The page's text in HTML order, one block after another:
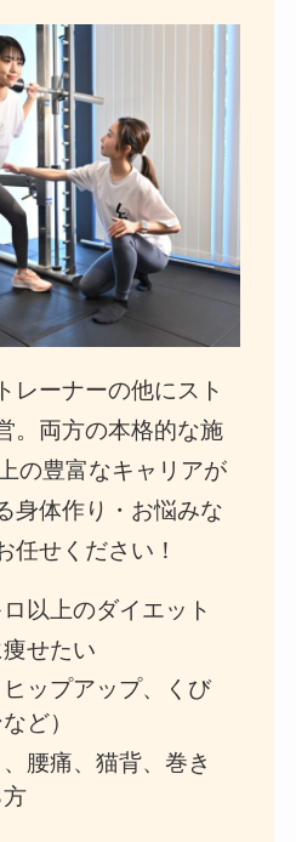
レーナーの他にスト
。両方の本格的な施
の豊富なキャリアが
身体作り・お悩みな
任せください！
以上のダイエット
せたい
ップアップ、くび
ど）
腰痛、猫背、巻き